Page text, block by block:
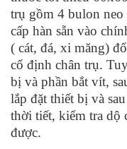
trụ gồm 4 bulon neo
cấp hàn sẵn vào
( cát, đá, xi măng)
cố định chân trụ.
bị và phần bắt vít,
lắp đặt thiết bị và
thời tiết, kiểm tra dộ
được.